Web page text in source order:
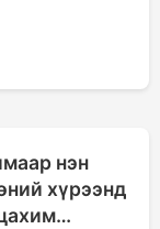
нэн
хүрээнд